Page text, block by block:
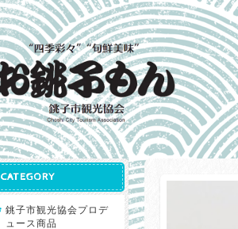
CATEGORY
銚子市観光協会プロデ
ュース商品